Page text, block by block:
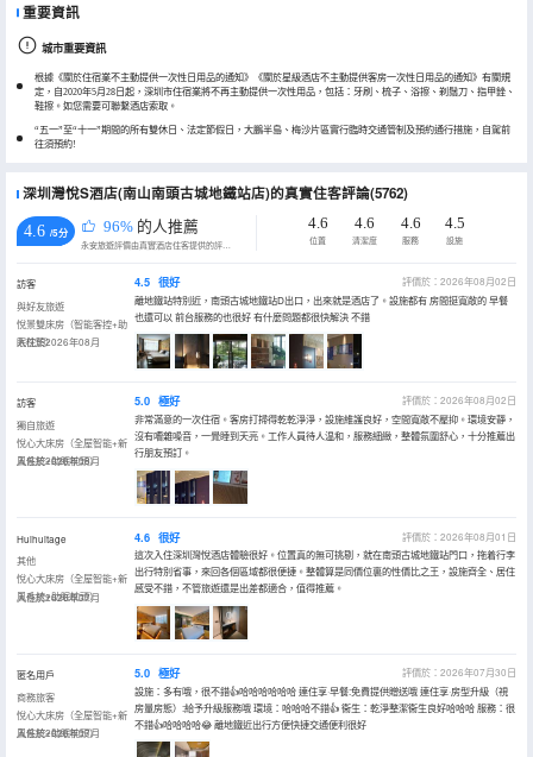
重要資訊
城市重要資訊
根據《關於住宿業不主動提供一次性日用品的通知》《關於星級酒店不主動提供客房一次性日用品的通知》有關規
定，自2020年5月28日起，深圳市住宿業將不再主動提供一次性用品，包括：牙刷、梳子、浴擦、剃鬚刀、指甲銼、
鞋擦。如您需要可聯繫酒店索取。
“五一”至“十一”期間的所有雙休日、法定節假日，大鵬半島、梅沙片區實行臨時交通管制及預約通行措施，自駕前
往須預約!
深圳灣悅S酒店(南山南頭古城地鐵站店)的真實住客評論(5762)
4.6 /5分 96% 的人推薦
永安旅遊評價由真實酒店住客提供的評價。
4.6
位置
4.6
清潔度
4.6
服務
4.5
設施
訪客
與好友旅遊
悅景雙床房（智能客控+助
眠枕頭）
入住於2026年08月
4.5 很好
評價於：2026年08月02日
離地鐵站特別近，南頭古城地鐵站D出口，出來就是酒店了。設施都有 房間挺寬敞的 早餐
也還可以 前台服務的也很好 有什麼問題都很快解決 不錯
訪客
獨自旅遊
悅心大床房（全屋智能+新
風系統+助眠枕頭）
入住於2026年08月
5.0 極好
評價於：2026年08月02日
非常滿意的一次住宿。客房打掃得乾乾淨淨，設施維護良好，空間寬敞不壓抑。環境安靜，
沒有嘈雜噪音，一覺睡到天亮。工作人員待人温和，服務細緻，整體氛圍舒心，十分推薦出
行朋友預訂。
Huihuitage
其他
悅心大床房（全屋智能+新
風系統+助眠枕頭）
入住於2026年07月
4.6 很好
評價於：2026年08月01日
這次入住深圳灣悅酒店體驗很好。位置真的無可挑剔，就在南頭古城地鐵站門口，拖着行李
出行特別省事，來回各個區域都很便捷。整體算是同價位裏的性價比之王，設施齊全、居住
感受不錯，不管旅遊還是出差都適合，值得推薦。
匿名用戶
商務旅客
悅心大床房（全屋智能+新
風系統+助眠枕頭）
入住於2026年07月
5.0 極好
評價於：2026年07月30日
設施：多有哦，很不錯👍哈哈哈哈哈哈 連住享·早餐:免費提供贈送哦 連住享·房型升級（視
房量房態）:給予升級服務哦 環境：哈哈哈不錯👍 衞生：乾淨整潔衞生良好哈哈哈 服務：很
不錯👍哈哈哈哈😂 離地鐵近出行方便快捷交通便利很好